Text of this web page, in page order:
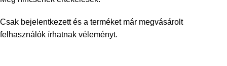
Csak bejelentkezett és a terméket már megvásárolt
felhasználók írhatnak véleményt.